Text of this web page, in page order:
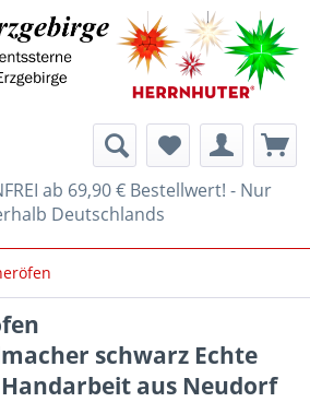
ab 69,90 € Bestellwert! - Nur
Deutschlands
schwarz Echte
aus Neudorf